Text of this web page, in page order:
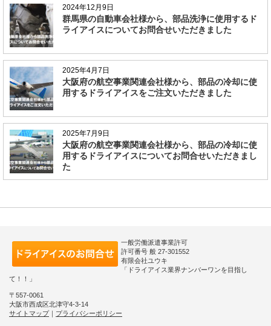
2024年12月9日
群馬県の自動車会社様から、部品洗浄に使用するド
ライアイスについてお問合せいただきました
2025年4月7日
大阪府の航空事業関連会社様から、部品の冷却に使
用するドライアイスをご注文いただきました
2025年7月9日
大阪府の航空事業関連会社様から、部品の冷却に使
用するドライアイスについてお問合せいただきまし
た
一般労働派遣事業許可
許可番号 般 27-301552
有限会社ユウキ
「ドライアイス業界ナンバーワンを目指し
て！！」
〒557-0061
大阪市西成区北津守4-3-14
サイトマップ｜ プライバシーポリシー